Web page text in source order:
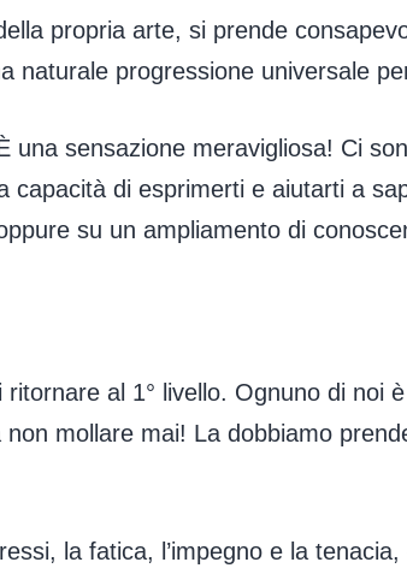
propria arte, si prende
naturale progressione universale
una sensazione meravigliosa! Ci
di esprimerti e aiutarti a
su un ampliamento di
al 1° livello. Ognuno di noi
mollare mai! La dobbiamo
la fatica, l’impegno e la